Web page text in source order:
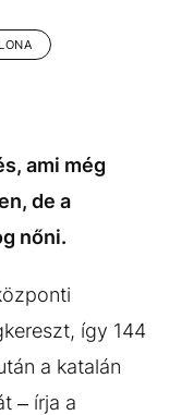
ami még
de a
nőni.
így 144
a katalán
– írja a